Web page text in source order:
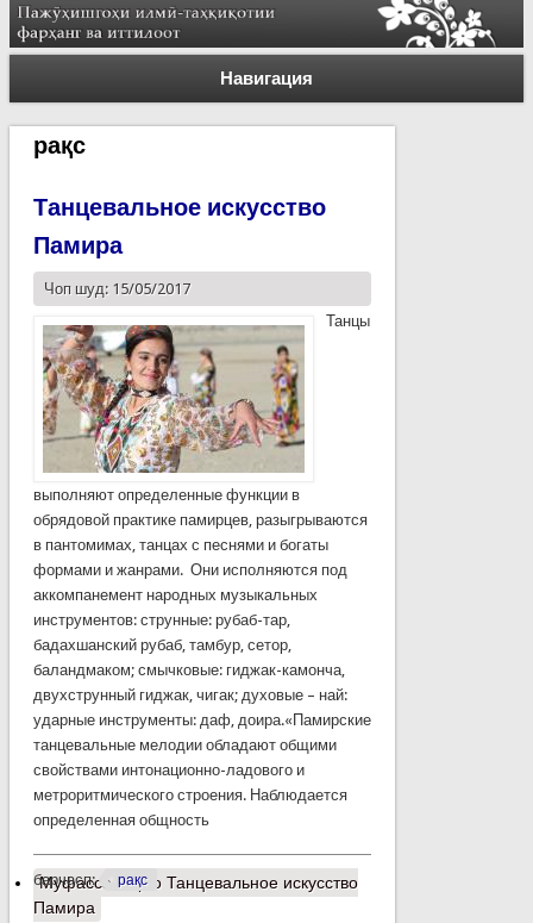
Навигация
рақс
Танцевальное искусство
Памира
Чоп шуд: 15/05/2017
Танцы
выполняют определенные функции в
обрядовой практике памирцев, разыгрываются
в пантомимах, танцах с песнями и богаты
формами и жанрами. Они исполняются под
аккомпанемент народных музыкальных
инструментов: струнные: рубаб-тар,
бадахшанский рубаб, тамбур, сетор,
баландмаком; смычковые: гиджак-камонча,
двухструнный гиджак, чигак; духовые – най:
ударные инструменты: даф, доира.«Памирские
танцевальные мелодии обладают общими
свойствами интонационно-ладового и
метроритмического строения. Наблюдается
определенная общность
барчасп: рақс
Муфассалтаро Танцевальное искусство
Памира